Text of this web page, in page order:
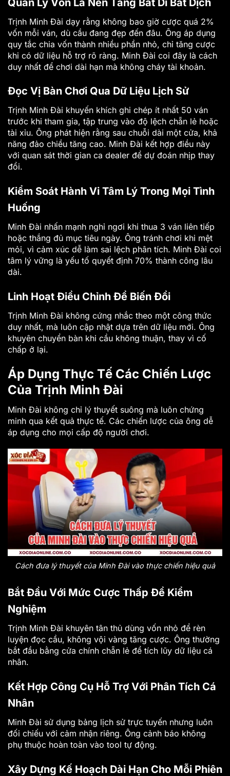
Trịnh Minh Đài dạy rằng không bao giờ cược quá 2%
vốn mỗi ván, dù cầu đang đẹp đến đâu. Ông áp dụng
quy tắc chia vốn thành nhiều phần nhỏ, chỉ tăng cược
khi có dữ liệu hỗ trợ rõ ràng. Minh Đài coi đây là cách
duy nhất để chơi dài hạn mà không cháy tài khoản.
Đọc Vị Bàn Chơi Qua Dữ Liệu Lịch Sử
Trịnh Minh Đài khuyến khích ghi chép ít nhất 50 ván
trước khi tham gia, tập trung vào độ lệch chẵn lẻ hoặc
tài xỉu. Ông phát hiện rằng sau chuỗi dài một cửa, khả
năng đảo chiều tăng cao. Minh Đài kết hợp điều này
với quan sát thời gian ca dealer để dự đoán nhịp thay
đổi.
Kiểm Soát Hành Vi Tâm Lý Trong Mọi Tình
Huống
Minh Đài nhấn mạnh nghỉ ngơi khi thua 3 ván liên tiếp
hoặc thắng đủ mục tiêu ngày. Ông tránh chơi khi mệt
mỏi, vì cảm xúc dễ làm sai lệch phân tích. Minh Đài coi
tâm lý vững là yếu tố quyết định 70% thành công lâu
dài.
Linh Hoạt Điều Chỉnh Để Biến Đổi
Trịnh Minh Đài không cứng nhắc theo một công thức
duy nhất, mà luôn cập nhật dựa trên dữ liệu mới. Ông
khuyên chuyển bàn khi cầu không thuận, thay vì cố
chấp ở lại.
Áp Dụng Thực Tế Các Chiến Lược
Của Trịnh Minh Đài
Minh Đài không chỉ lý thuyết suông mà luôn chứng
minh qua kết quả thực tế. Các chiến lược của ông dễ
áp dụng cho mọi cấp độ người chơi.
Cách đưa lý thuyết của Minh Đài vào thực chiến hiệu quả
Bắt Đầu Với Mức Cược Thấp Để Kiểm
Nghiệm
Trịnh Minh Đài khuyên tân thủ dùng vốn nhỏ để rèn
luyện đọc cầu, không vội vàng tăng cược. Ông thường
bắt đầu bằng cửa chính chẵn lẻ để tích lũy dữ liệu cá
nhân.
Kết Hợp Công Cụ Hỗ Trợ Với Phân Tích Cá
Nhân
Minh Đài sử dụng bảng lịch sử trực tuyến nhưng luôn
đối chiếu với cảm nhận riêng. Ông cảnh báo không
phụ thuộc hoàn toàn vào tool tự động.
Xây Dựng Kế Hoạch Dài Hạn Cho Mỗi Phiên